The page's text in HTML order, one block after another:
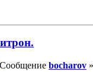
bocharov